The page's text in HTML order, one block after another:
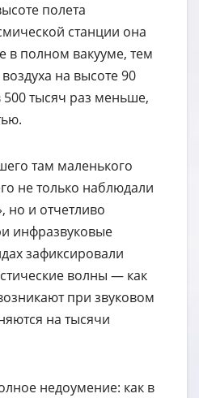
полета
станции она
в полном вакууме, тем
на высоте 90
тысяч раз меньше,
там маленького
не только наблюдали
но и отчетливо
инфразвуковые
зафиксировали
волны — как
при звуковом
на тысячи
недоумение: как в